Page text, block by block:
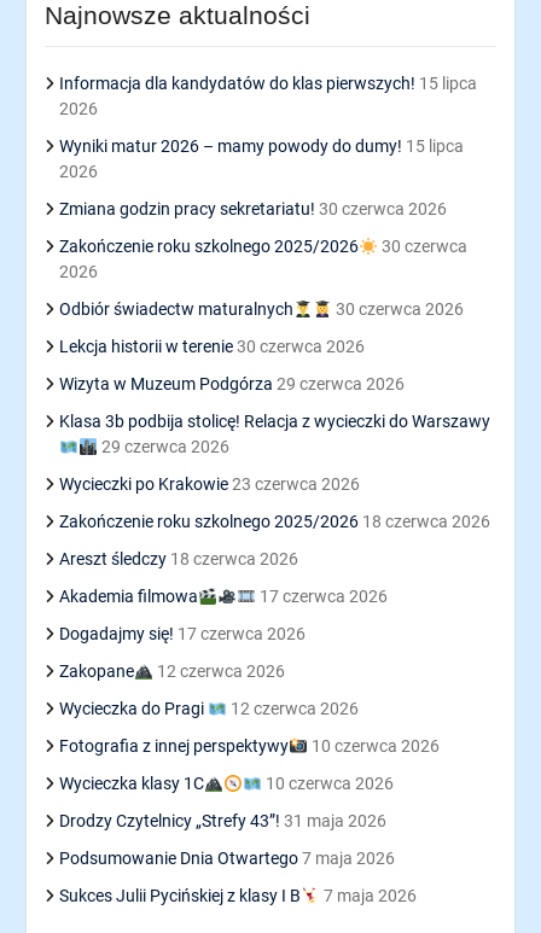
Najnowsze aktualności
Informacja dla kandydatów do klas pierwszych! 15 lipca
2026
Wyniki matur 2026 – mamy powody do dumy! 15 lipca
2026
Zmiana godzin pracy sekretariatu! 30 czerwca 2026
Zakończenie roku szkolnego 2025/2026
30 czerwca
2026
Odbiór świadectw maturalnych
30 czerwca 2026
Lekcja historii w terenie 30 czerwca 2026
Wizyta w Muzeum Podgórza 29 czerwca 2026
Klasa 3b podbija stolicę! Relacja z wycieczki do Warszawy
29 czerwca 2026
Wycieczki po Krakowie 23 czerwca 2026
Zakończenie roku szkolnego 2025/2026 18 czerwca 2026
Areszt śledczy 18 czerwca 2026
Akademia filmowa
17 czerwca 2026
Dogadajmy się! 17 czerwca 2026
Zakopane
12 czerwca 2026
Wycieczka do Pragi
12 czerwca 2026
Fotografia z innej perspektywy
10 czerwca 2026
Wycieczka klasy 1C
10 czerwca 2026
Drodzy Czytelnicy „Strefy 43”! 31 maja 2026
Podsumowanie Dnia Otwartego 7 maja 2026
Sukces Julii Pycińskiej z klasy I B
7 maja 2026